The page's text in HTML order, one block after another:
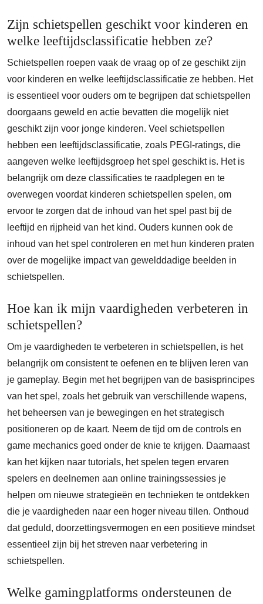
Zijn schietspellen geschikt voor kinderen en
welke leeftijdsclassificatie hebben ze?
Schietspellen roepen vaak de vraag op of ze geschikt zijn
voor kinderen en welke leeftijdsclassificatie ze hebben. Het
is essentieel voor ouders om te begrijpen dat schietspellen
doorgaans geweld en actie bevatten die mogelijk niet
geschikt zijn voor jonge kinderen. Veel schietspellen
hebben een leeftijdsclassificatie, zoals PEGI-ratings, die
aangeven welke leeftijdsgroep het spel geschikt is. Het is
belangrijk om deze classificaties te raadplegen en te
overwegen voordat kinderen schietspellen spelen, om
ervoor te zorgen dat de inhoud van het spel past bij de
leeftijd en rijpheid van het kind. Ouders kunnen ook de
inhoud van het spel controleren en met hun kinderen praten
over de mogelijke impact van gewelddadige beelden in
schietspellen.
Hoe kan ik mijn vaardigheden verbeteren in
schietspellen?
Om je vaardigheden te verbeteren in schietspellen, is het
belangrijk om consistent te oefenen en te blijven leren van
je gameplay. Begin met het begrijpen van de basisprincipes
van het spel, zoals het gebruik van verschillende wapens,
het beheersen van je bewegingen en het strategisch
positioneren op de kaart. Neem de tijd om de controls en
game mechanics goed onder de knie te krijgen. Daarnaast
kan het kijken naar tutorials, het spelen tegen ervaren
spelers en deelnemen aan online trainingssessies je
helpen om nieuwe strategieën en technieken te ontdekken
die je vaardigheden naar een hoger niveau tillen. Onthoud
dat geduld, doorzettingsvermogen en een positieve mindset
essentieel zijn bij het streven naar verbetering in
schietspellen.
Welke gamingplatforms ondersteunen de